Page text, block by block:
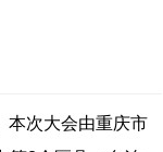
本次大会由重庆市